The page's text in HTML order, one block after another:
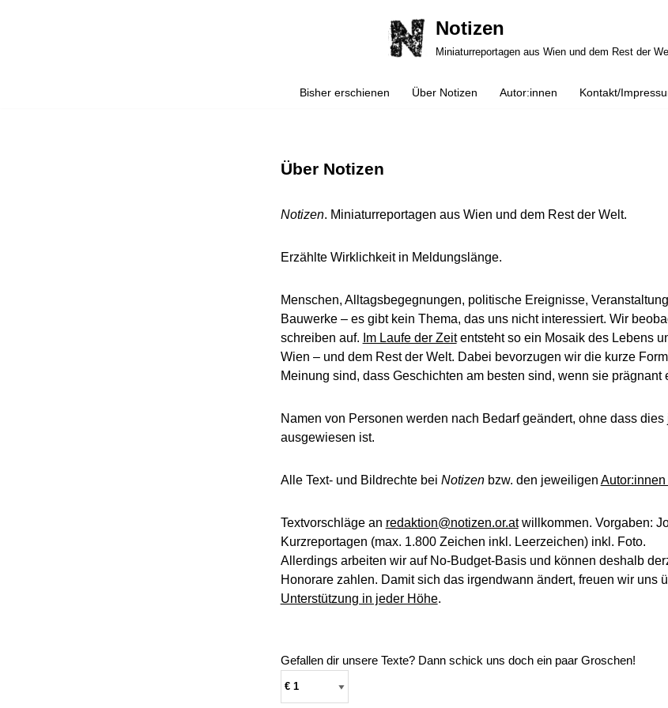
Notizen
Miniaturreportagen aus Wien und dem Rest der
Bisher erschienen Über Notizen Autor:innen Kontakt/
Über Notizen
Notizen. Miniaturreportagen aus Wien und dem Rest der Welt.
Erzählte Wirklichkeit in Meldungslänge.
Menschen, Alltagsbegegnungen, politische Ereignisse,
Bauwerke – es gibt kein Thema, das uns nicht interessiert. Wir
schreiben auf. Im Laufe der Zeitentsteht so ein Mosaik des Lebens
Wien – und dem Rest der Welt. Dabei bevorzugen wir die kurze
Meinung sind, dass Geschichten am besten sind, wenn sie prägnant
Namen von Personen werden nach Bedarf geändert, ohne dass
ausgewiesen ist.
Alle Text- und Bildrechte bei Notizenbzw. den jeweiligen
Textvorschläge an redaktion@notizen.or.atwillkommen. Vorgaben:
Kurzreportagen (max. 1.800 Zeichen inkl. Leerzeichen) inkl. Foto.
Allerdings arbeiten wir auf No-Budget-Basis und können deshalb
Honorare zahlen. Damit sich das irgendwann ändert, freuen wir uns
Unterstützung in jeder Höhe.
Gefallen dir unsere Texte? Dann schick uns doch ein paar Groschen!